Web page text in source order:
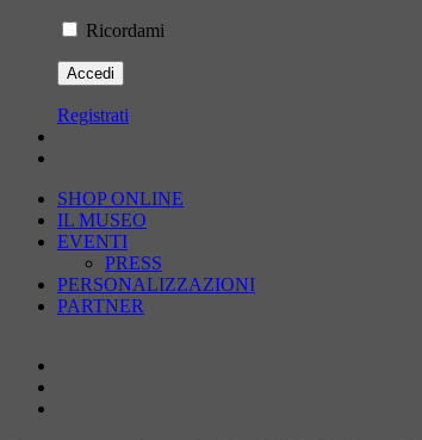
Ricordami
Registrati
SHOP ONLINE
IL MUSEO
EVENTI
PRESS
PERSONALIZZAZIONI
PARTNER